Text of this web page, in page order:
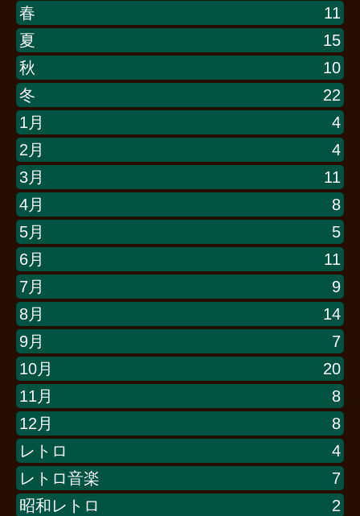
春
11
夏
15
秋
10
冬
22
1月
4
2月
4
3月
11
4月
8
5月
5
6月
11
7月
9
8月
14
9月
7
10月
20
11月
8
12月
8
レトロ
4
レトロ音楽
7
昭和レトロ
2